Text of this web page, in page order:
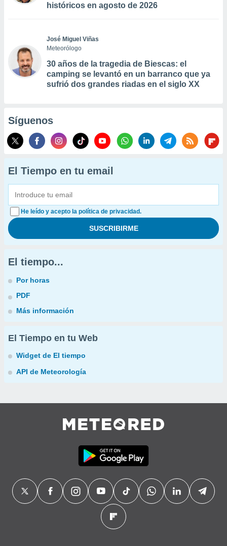
históricos en agosto de 2026
José Miguel Viñas
Meteorólogo
30 años de la tragedia de Biescas: el
camping se levantó en un barranco que ya
sufrió dos grandes riadas en el siglo XX
Síguenos
El Tiempo en tu email
He leído y acepto la política de privacidad.
El tiempo...
Por horas
PDF
Más información
El Tiempo en tu Web
Widget de El tiempo
API de Meteorología